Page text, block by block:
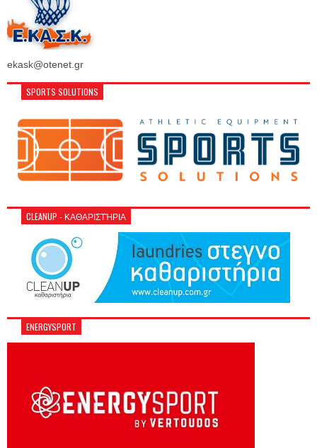
ekask@otenet.gr
SPORTS SOLUTIONS
CLEANUP - ΚΑΘΑΡΙΣΤΉΡΙΑ
ENERGYSPORT